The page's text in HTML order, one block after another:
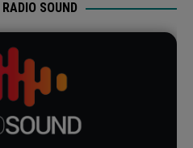
SOUND